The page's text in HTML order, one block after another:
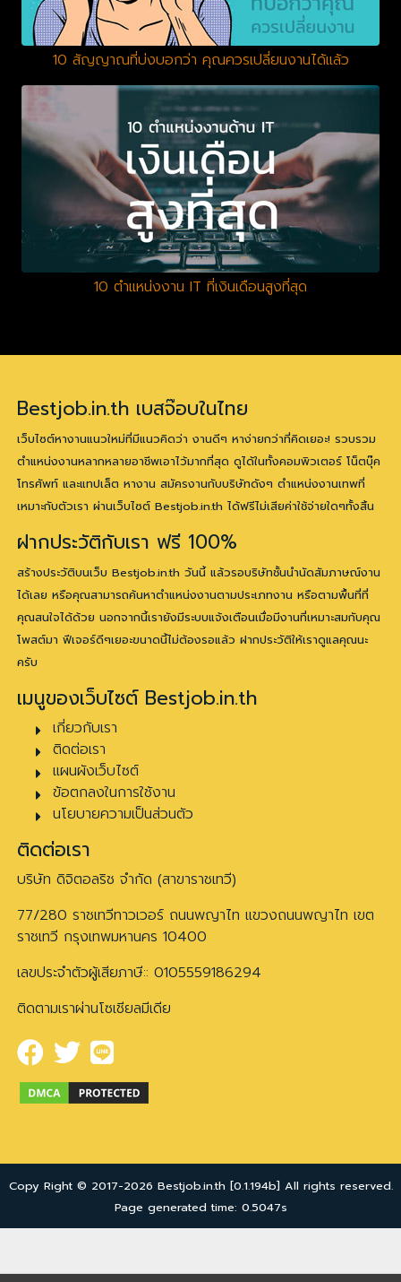
10 สัญญาณที่บ่งบอกว่า คุณควรเปลี่ยนงานได้แล้ว
10 ตำแหน่งงาน IT ที่เงินเดือนสูงที่สุด
Bestjob.in.th เบสจ๊อบในไทย
เว็บไซต์หางานแนวใหม่ที่มีแนวคิดว่า งานดีๆ หาง่ายกว่าที่คิดเยอะ! รวบรวม
ตำแหน่งงานหลากหลายอาชีพเอาไว้มากที่สุด ดูได้ในทั้งคอมพิวเตอร์ โน็ตบุ๊ค
โทรศัพท์ และแทปเล็ต หางาน สมัครงานกับบริษัทดังๆ ตำแหน่งงานเทพที่
เหมาะกับตัวเรา ผ่านเว็บไซต์ Bestjob.in.th ได้ฟรีไม่เสียค่าใช้จ่ายใดๆทั้งสิ้น
ฝากประวัติกับเรา ฟรี 100%
สร้างประวัติบนเว็บ Bestjob.in.th วันนี้ แล้วรอบริษัทชั้นนำนัดสัมภาษณ์งาน
ได้เลย หรือคุณสามารถค้นหาตำแหน่งงานตามประเภทงาน หรือตามพื้นที่ที่
คุณสนใจได้ด้วย นอกจากนี้เรายังมีระบบแจ้งเตือนเมื่อมีงานที่เหมาะสมกับคุณ
โพสต์มา ฟีเจอร์ดีๆเยอะขนาดนี้ไม่ต้องรอแล้ว ฝากประวัติให้เราดูแลคุณนะ
ครับ
เมนูของเว็บไซต์ Bestjob.in.th
เกี่ยวกับเรา
ติดต่อเรา
แผนผังเว็บไซต์
ข้อตกลงในการใช้งาน
นโยบายความเป็นส่วนตัว
ติดต่อเรา
บริษัท ดิจิตอลริช จำกัด (สาขาราชเทวี)
77/280 ราชเทวีทาวเวอร์ ถนนพญาไท แขวงถนนพญาไท เขต
ราชเทวี กรุงเทพมหานคร 10400
เลขประจำตัวผู้เสียภาษี:: 0105559186294
ติดตามเราผ่านโซเชียลมีเดีย
Copy Right © 2017-2026 Bestjob.in.th [0.1.194b] All rights reserved.
Page generated time: 0.5047s